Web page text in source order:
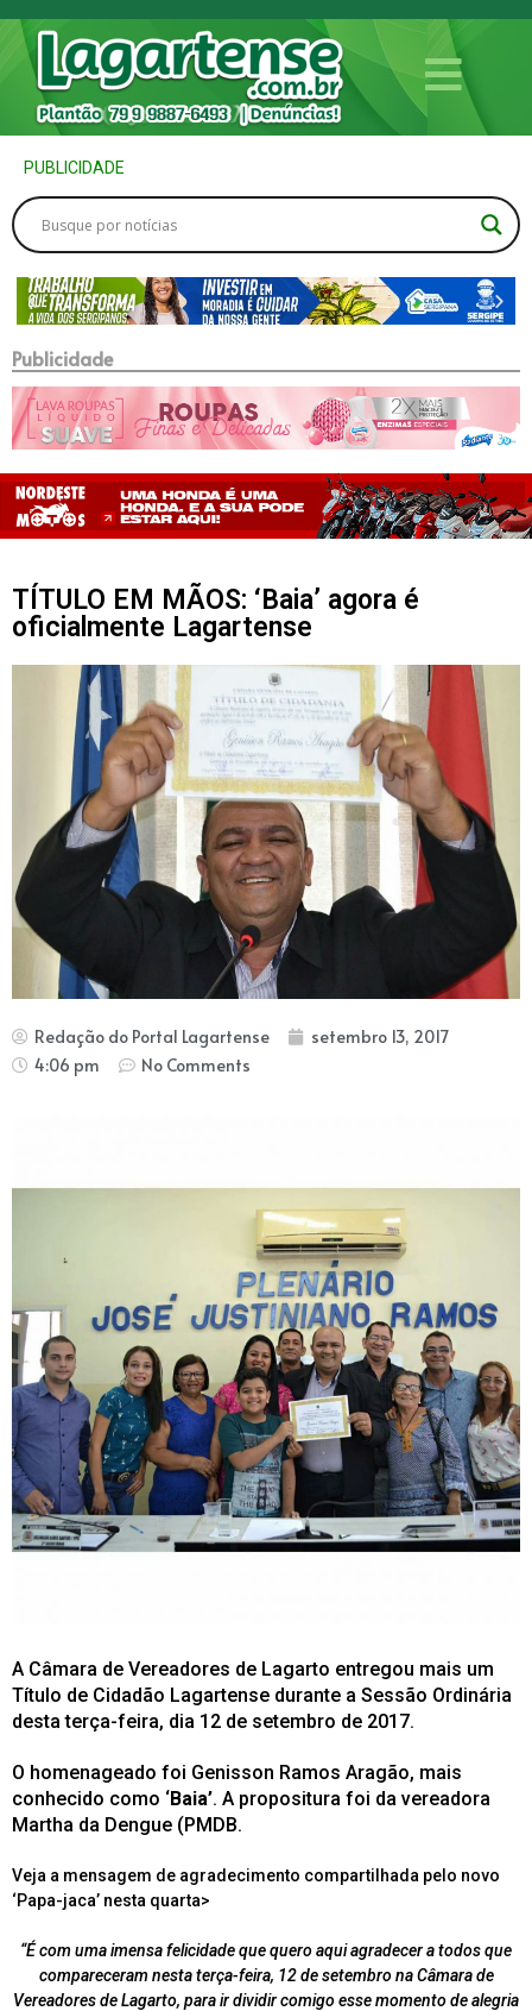
PUBLICIDADE
Publicidade
TÍTULO EM MÃOS: ‘Baia’ agora é
oficialmente Lagartense
Redação do Portal Lagartense
setembro 13, 2017
4:06 pm
No Comments
A Câmara de Vereadores de Lagarto entregou mais um
Título de Cidadão Lagartense durante a Sessão Ordinária
desta terça-feira, dia 12 de setembro de 2017.
O homenageado foi Genisson Ramos Aragão, mais
conhecido como ‘Baia’. A propositura foi da vereadora
Martha da Dengue (PMDB.
Veja a mensagem de agradecimento compartilhada pelo novo
‘Papa-jaca’ nesta quarta>
“É com uma imensa felicidade que quero aqui agradecer a todos que
compareceram nesta terça-feira, 12 de setembro na Câmara de
Vereadores de Lagarto, para ir dividir comigo esse momento de alegria